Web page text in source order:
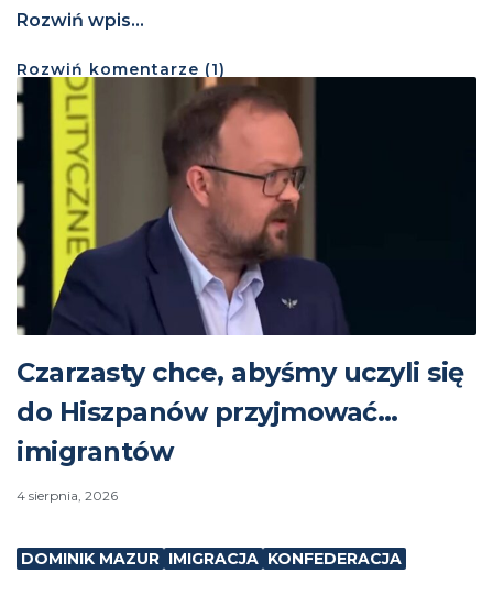
Rozwiń wpis...
Rozwiń komentarze (1)
Czarzasty chce, abyśmy uczyli się
do Hiszpanów przyjmować…
imigrantów
4 sierpnia, 2026
DOMINIK MAZUR IMIGRACJA KONFEDERACJA